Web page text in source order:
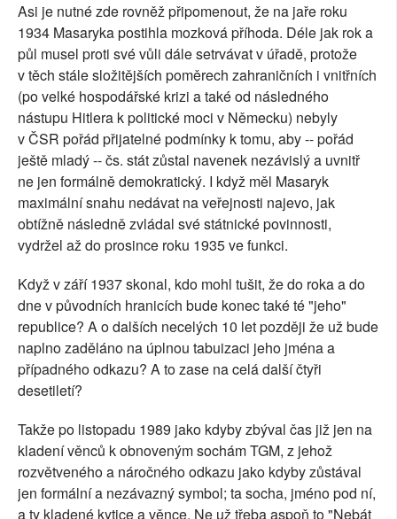
Asi je nutné zde rovněž připomenout, že na jaře roku
1934 Masaryka postihla mozková příhoda. Déle jak rok a
půl musel proti své vůli dále setrvávat v úřadě, protože
v těch stále složitějších poměrech zahraničních i vnitřních
(po velké hospodářské krizi a také od následného
nástupu Hitlera k politické moci v Německu) nebyly
v ČSR pořád přijatelné podmínky k tomu, aby -- pořád
ještě mladý -- čs. stát zůstal navenek nezávislý a uvnitř
ne jen formálně demokratický. I když měl Masaryk
maximální snahu nedávat na veřejnosti najevo, jak
obtížně následně zvládal své státnické povinnosti,
vydržel až do prosince roku 1935 ve funkci.
Když v září 1937 skonal, kdo mohl tušit, že do roka a do
dne v původních hranicích bude konec také té "jeho"
republice? A o dalších necelých 10 let později že už bude
naplno zaděláno na úplnou tabuizaci jeho jména a
případného odkazu? A to zase na celá další čtyři
desetiletí?
Takže po listopadu 1989 jako kdyby zbýval čas již jen na
kladení věnců k obnoveným sochám TGM, z jehož
rozvětveného a náročného odkazu jako kdyby zůstával
jen formální a nezávazný symbol; ta socha, jméno pod ní,
a ty kladené kytice a věnce. Ne už třeba aspoň to "Nebát